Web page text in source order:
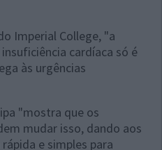
Imperial College, "a
cardíaca só é
às urgências
"mostra que os
mudar isso, dando aos
e simples para